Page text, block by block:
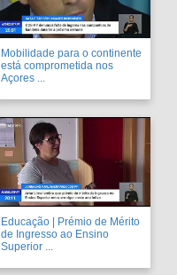
Mobilidade para o continente
está comprometida nos
Açores ...
Educação | Prémio de Mérito
de Ingresso ao Ensino
Superior ...